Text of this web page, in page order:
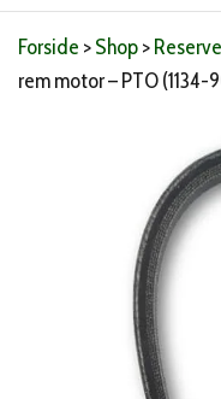
Forside >Shop>
rem motor – PTO (1134-